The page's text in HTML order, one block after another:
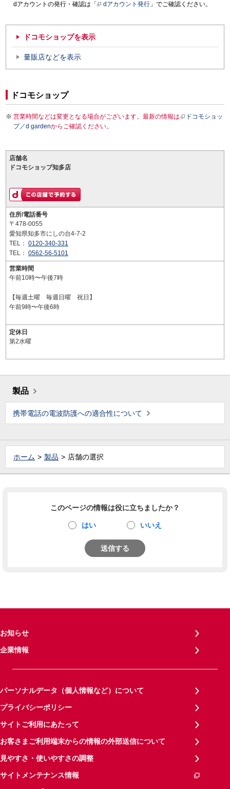
dアカウントの発行・確認は「
dアカウント発行 」でご確認ください。
ドコモショップを表示
量販店などを表示
ドコモショップ
営業時間などは変更となる場合がございます。最新の情報は
ドコモショッ
プ／d gardenからご確認ください。
店舗名
ドコモショップ知多店
住所/電話番号
〒478-0055
愛知県知多市にしの台4-7-2
TEL： 0120-340-331
TEL： 0562-56-5101
営業時間
午前10時〜午後7時
【毎週土曜 毎週日曜 祝日】
午前9時〜午後6時
定休日
第2水曜
製品
携帯電話の電波防護への適合性について
ホーム 製品 店舗の選択
このページの情報は役に立ちましたか？
はい いいえ
送信する
お知らせ
企業情報
パーソナルデータ（個人情報など）について
プライバシーポリシー
サイトご利用にあたって
お客さまご利用端末からの情報の外部送信について
見やすさ・使いやすさの調整
サイトメンテナンス情報